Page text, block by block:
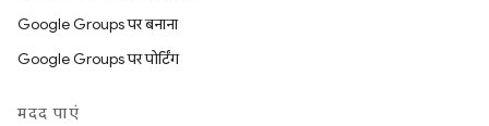
Google Groups पर बनाना
Google Groups पर पोर्टिंग
मदद पाएं